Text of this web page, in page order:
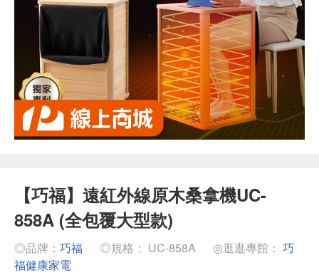
【巧福】遠紅外線原木桑拿機UC-
858A (全包覆大型款)
◎品牌： 巧福 ◎規格： UC-858A ◎逛逛專館： 巧
福健康家電